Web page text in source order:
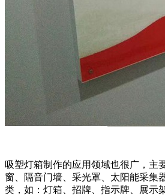
吸塑灯箱制作的应用领域也很广，主
窗、隔音门墙、采光罩、太阳能采集
类，如：灯箱、招牌、指示牌、展示